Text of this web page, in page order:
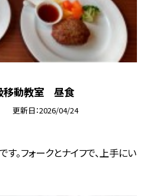
移動教室 昼食
更新日 2026/04/24
。フォークとナイフで、上手にい